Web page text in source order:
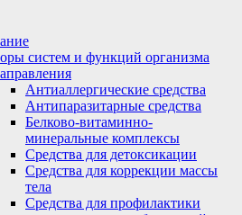
систем и функций организма
Антиаллергические средства
Антипаразитарные средства
Белково-витаминно-
минеральные комплексы
Средства для детоксикации
Средства для коррекции массы
тела
Средства для профилактики